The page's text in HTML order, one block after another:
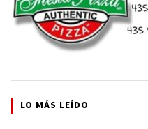
LO MÁS LEÍDO